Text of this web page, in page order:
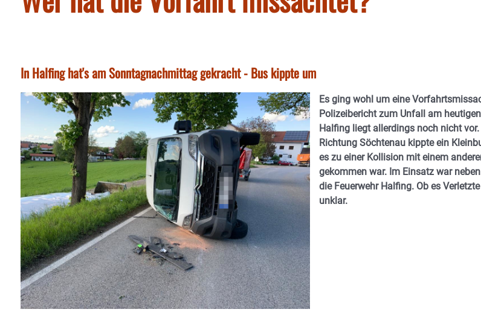
In Halfing hat's am Sonntagnachmittag gekracht - Bus kippte um
Es ging wohl um eine
Polizeibericht zum Unfall am
Halfing liegt allerdings noch nicht
Richtung Söchtenau kippte ein
es zu einer Kollision mit einem
gekommen war. Im Einsatz war
die Feuerwehr Halfing. Ob es
unklar.